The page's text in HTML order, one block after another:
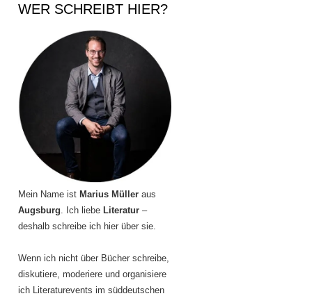
WER SCHREIBT HIER?
Mein Name ist Marius Müller aus
Augsburg. Ich liebe Literatur –
deshalb schreibe ich hier über sie.
Wenn ich nicht über Bücher schreibe,
diskutiere, moderiere und organisiere
ich Literaturevents im süddeutschen